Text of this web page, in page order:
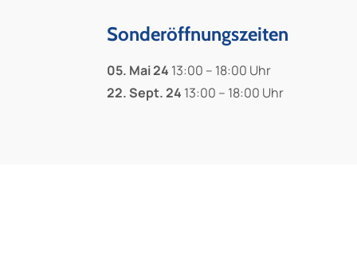
Sonderöffnungszeiten
05. Mai 24 13:00 – 18:00 Uhr
22. Sept. 24 13:00 – 18:00 Uhr